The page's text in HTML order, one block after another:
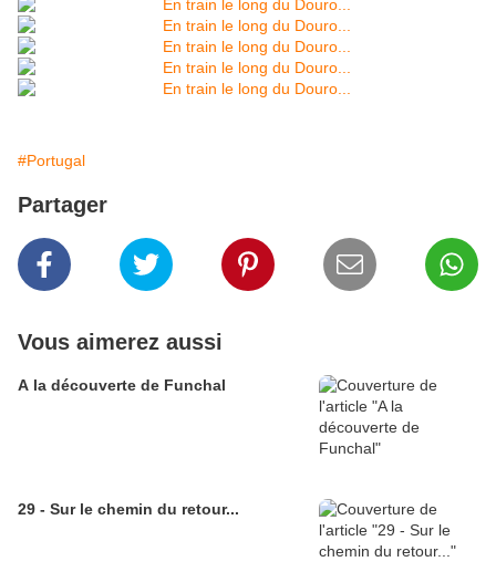
#Portugal
Partager
Vous aimerez aussi
A la découverte de Funchal
29 - Sur le chemin du retour...